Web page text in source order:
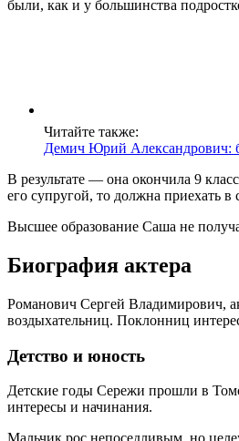
были, как и у большинства
Читайте также:
Демич Юрий Александрович:
В результате — она окончила 9
его супругой, то должна приехать в
Высшее образование Саша не
Биография актера
Романович Сергей Владимирович,
воздыхательниц. Поклонниц
Детство и юность
Детские годы Сережи прошли в
интересы и начинания.